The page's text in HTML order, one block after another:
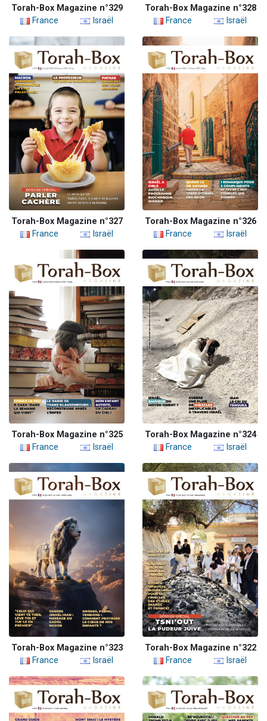
Torah-Box Magazine n°329
France
Israël
Torah-Box Magazine n°328
France
Israël
Torah-Box Magazine n°327
France
Israël
Torah-Box Magazine n°326
France
Israël
Torah-Box Magazine n°325
France
Israël
Torah-Box Magazine n°324
France
Israël
Torah-Box Magazine n°323
France
Israël
Torah-Box Magazine n°322
France
Israël